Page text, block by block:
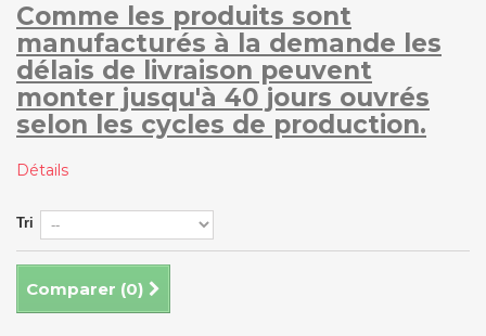
Comme les produits sont
manufacturés à la demande les
délais de livraison peuvent
monter jusqu'à 40 jours ouvrés
selon les cycles de production.
Détails
Tri
Comparer (0)